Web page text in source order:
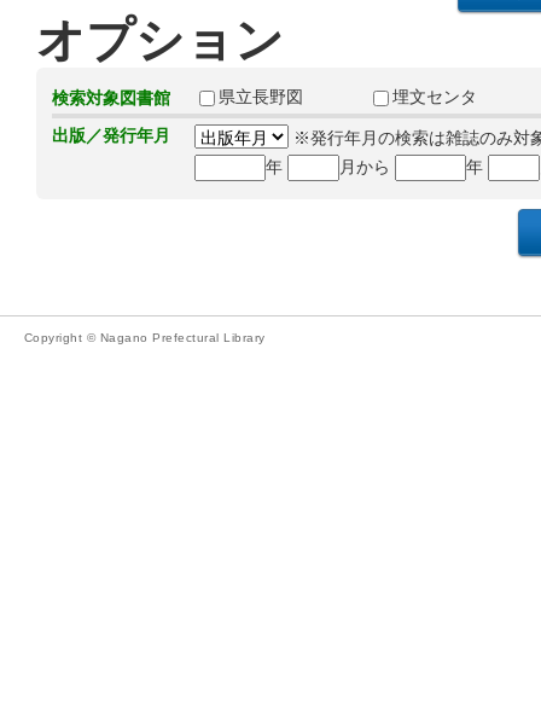
オプション
検索対象図書館 県立長野図
埋文センタ
出版／発行年月
※発行年月の検索は雑誌のみ対
年
月から 年
Copyright © Nagano Prefectural Library